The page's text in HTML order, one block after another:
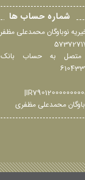
شماره حساب ها
نوباوگان محمدعلی
متصل به حساب
محمدعلی مظفری